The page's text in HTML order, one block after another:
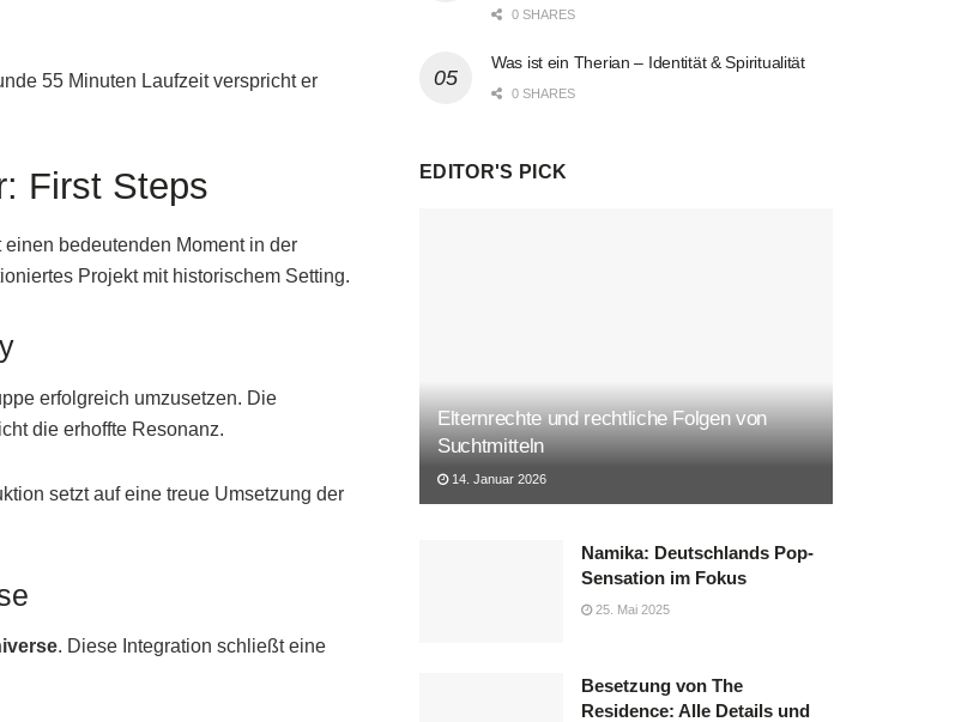
55 Minuten Laufzeit verspricht er
First Steps
bedeutenden Moment in der
Projekt mit historischem Setting.
erfolgreich umzusetzen. Die
die erhoffte Resonanz.
setzt auf eine treue Umsetzung der
. Diese Integration schließt eine
0 SHARES
Was ist ein Therian – Identität & Spiritualität
0 SHARES
EDITOR'S PICK
Elternrechte und rechtliche Folgen von
Suchtmitteln
14. Januar 2026
Namika: Deutschlands Pop-
Sensation im Fokus
25. Mai 2025
Besetzung von The
Residence: Alle Details und